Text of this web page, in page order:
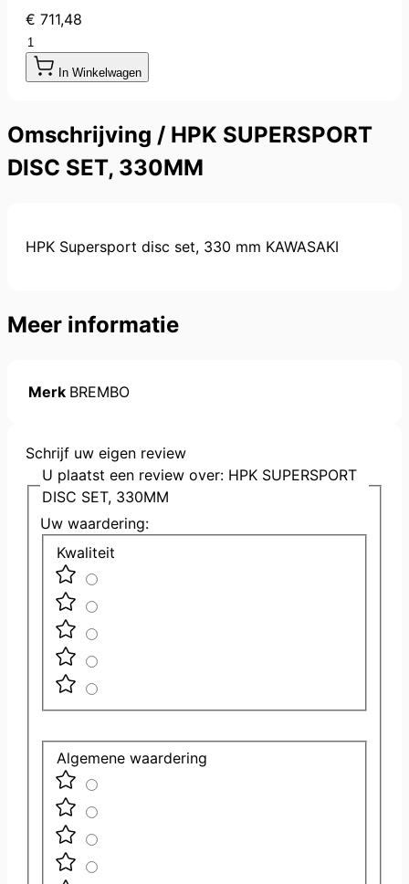
€ 711,48
Aantal
In Winkelwagen
Omschrijving / HPK SUPERSPORT
DISC SET, 330MM
HPK Supersport disc set, 330 mm KAWASAKI
Meer informatie
Merk BREMBO
Schrijf uw eigen review
U plaatst een review over: HPK SUPERSPORT
DISC SET, 330MM
Uw waardering:
Kwaliteit
Algemene waardering